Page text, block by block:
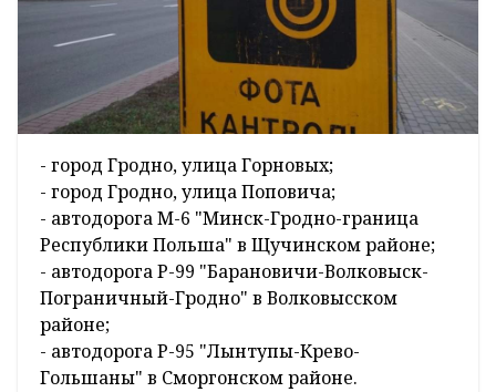
- город Гродно, улица Горновых;
- город Гродно, улица Поповича;
- автодорога М-6 "Минск-Гродно-граница
Республики Польша" в Щучинском районе;
- автодорога Р-99 "Барановичи-Волковыск-
Пограничный-Гродно" в Волковысском
районе;
- автодорога Р-95 "Лынтупы-Крево-
Гольшаны" в Сморгонском районе.